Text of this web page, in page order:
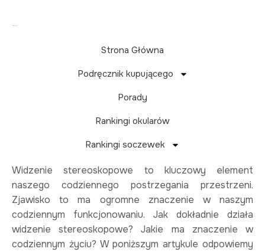
Strona Główna
Podręcznik kupującego
Porady
Rankingi okularów
Rankingi soczewek
Widzenie stereoskopowe –
co to jest?
Widzenie stereoskopowe to kluczowy element
naszego codziennego postrzegania przestrzeni.
Zjawisko to ma ogromne znaczenie w naszym
codziennym funkcjonowaniu. Jak dokładnie działa
widzenie stereoskopowe? Jakie ma znaczenie w
codziennym życiu? W poniższym artykule odpowiemy